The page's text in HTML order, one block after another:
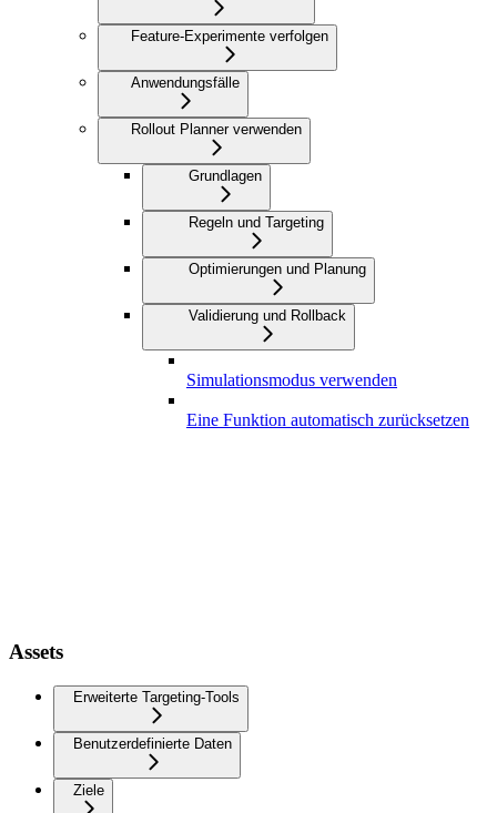
Feature-Experimente verfolgen
Anwendungsfälle
Rollout Planner verwenden
Grundlagen
Regeln und Targeting
Optimierungen und Planung
Validierung und Rollback
Simulationsmodus verwenden
Eine Funktion automatisch zurücksetzen
Assets
Erweiterte Targeting-Tools
Benutzerdefinierte Daten
Ziele